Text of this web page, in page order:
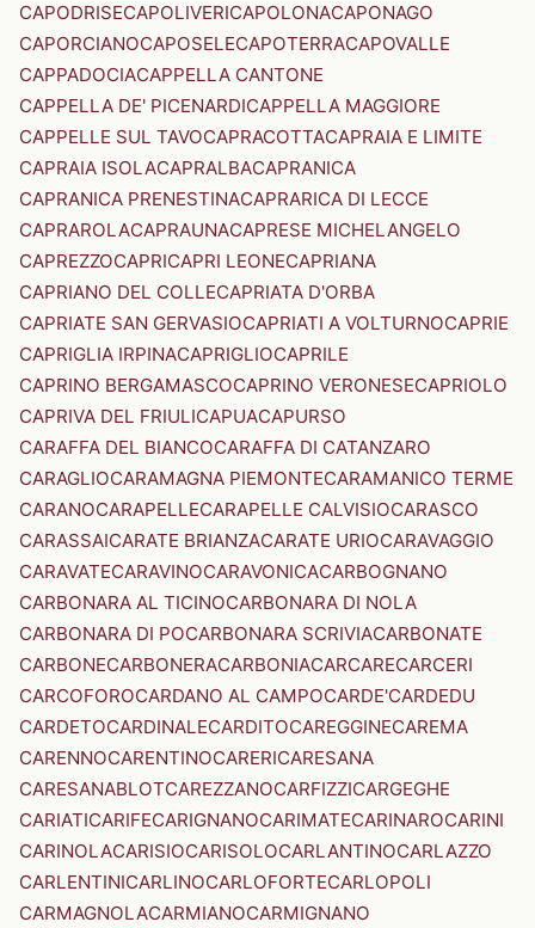
CAPODRISECAPOLIVERICAPOLONACAPONAGO
CAPORCIANOCAPOSELECAPOTERRACAPOVALLE
CAPPADOCIACAPPELLA CANTONE
CAPPELLA DE' PICENARDICAPPELLA MAGGIORE
CAPPELLE SUL TAVOCAPRACOTTACAPRAIA E LIMITE
CAPRAIA ISOLACAPRALBACAPRANICA
CAPRANICA PRENESTINACAPRARICA DI LECCE
CAPRAROLACAPRAUNACAPRESE MICHELANGELO
CAPREZZOCAPRICAPRI LEONECAPRIANA
CAPRIANO DEL COLLECAPRIATA D'ORBA
CAPRIATE SAN GERVASIOCAPRIATI A VOLTURNOCAPRIE
CAPRIGLIA IRPINACAPRIGLIOCAPRILE
CAPRINO BERGAMASCOCAPRINO VERONESECAPRIOLO
CAPRIVA DEL FRIULICAPUACAPURSO
CARAFFA DEL BIANCOCARAFFA DI CATANZARO
CARAGLIOCARAMAGNA PIEMONTECARAMANICO TERME
CARANOCARAPELLECARAPELLE CALVISIOCARASCO
CARASSAICARATE BRIANZACARATE URIOCARAVAGGIO
CARAVATECARAVINOCARAVONICACARBOGNANO
CARBONARA AL TICINOCARBONARA DI NOLA
CARBONARA DI POCARBONARA SCRIVIACARBONATE
CARBONECARBONERACARBONIACARCARECARCERI
CARCOFOROCARDANO AL CAMPOCARDE'CARDEDU
CARDETOCARDINALECARDITOCAREGGINECAREMA
CARENNOCARENTINOCARERICARESANA
CARESANABLOTCAREZZANOCARFIZZICARGEGHE
CARIATICARIFECARIGNANOCARIMATECARINAROCARINI
CARINOLACARISIOCARISOLOCARLANTINOCARLAZZO
CARLENTINICARLINOCARLOFORTECARLOPOLI
CARMAGNOLACARMIANOCARMIGNANO